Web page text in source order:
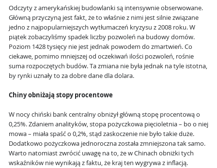
Odczyty z amerykańskiej budowlanki są intensywnie obserwowane.
Główną przyczyną jest fakt, że to właśnie z nimi jest silnie związane
jedno z najpopularniejszych wytłumaczeń kryzysu z 2008 roku. W
piątek zobaczyliśmy spadek liczby pozwoleń na budowy domów.
Poziom 1428 tysięcy nie jest jednak powodem do zmartwień. Co
ciekawe, pomimo mniejszej od oczekiwań ilości pozwoleń, rośnie
suma rozpoczętych budów. Ta zmiana nie była jednak na tyle istotna,
by rynki uznały to za dobre dane dla dolara.
Chiny obniżają stopy procentowe
W nocy chiński bank centralny obniżył główną stopę procentową o
0,25%. Zdaniem analityków, stopa pożyczkowa pięcioletnia – bo o niej
mowa – miała spaść o 0,2%, stąd zaskoczenie nie było takie duże.
Dodatkowo pożyczkowa jednoroczna została zmniejszona tak samo.
Warto natomiast zwrócić uwagę na to, że w Chinach obniżki tych
wskaźników nie wynikają z faktu, że kraj ten wygrywa z inflacją.